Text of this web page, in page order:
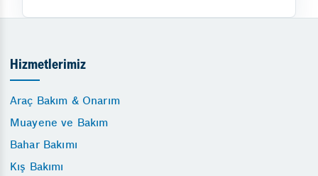
Hizmetlerimiz
Araç Bakım & Onarım
Muayene ve Bakım
Bahar Bakımı
Kış Bakımı